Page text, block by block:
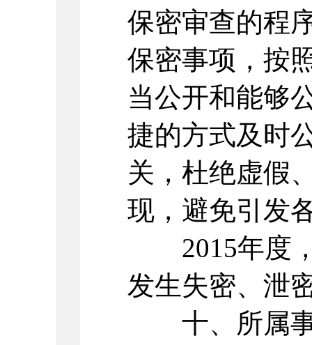
保密审查的程
保密事项，按
当公开和能够
捷的方式及时
关，杜绝虚假
现，避免引发
2015年度，
发生失密、泄
十、所属事